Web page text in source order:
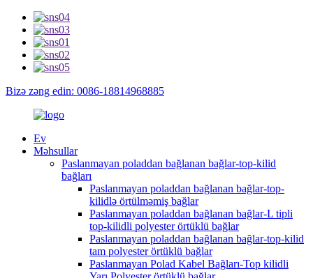
Bizə zəng edin: 0086-18814968885
Ev
Məhsullar
Paslanmayan poladdan bağlanan bağlar-top-kilid
bağları
Paslanmayan poladdan bağlanan bağlar-top-
kilidlə örtülməmiş bağlar
Paslanmayan poladdan bağlanan bağlar-L tipli
top-kilidli polyester örtüklü bağlar
Paslanmayan poladdan bağlanan bağlar-top-kilid
tam polyester örtüklü bağlar
Paslanmayan Polad Kabel Bağları-Top kilidli